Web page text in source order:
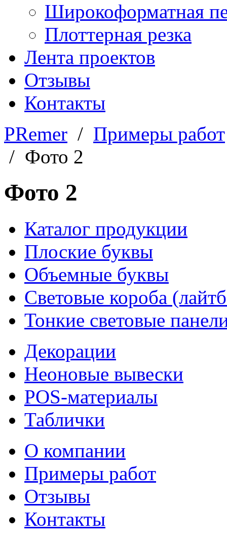
Широкоформатная
Плоттерная резка
Лента проектов
Отзывы
Контакты
PRemer / Примеры работ
/ Фото 2
Фото 2
Каталог продукции
Плоские буквы
Объемные буквы
Световые короба
Тонкие световые
Декорации
Неоновые вывески
POS-материалы
Таблички
О компании
Примеры работ
Отзывы
Контакты